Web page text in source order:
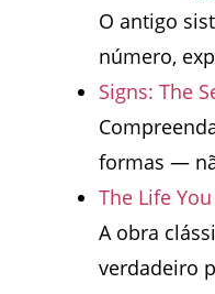
O antigo
número,
Signs: The
formas —
The Life
A obra
verdadeiro